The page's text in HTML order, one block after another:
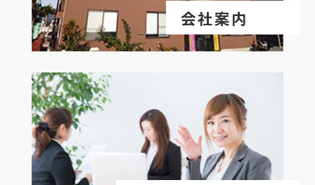
会社案内